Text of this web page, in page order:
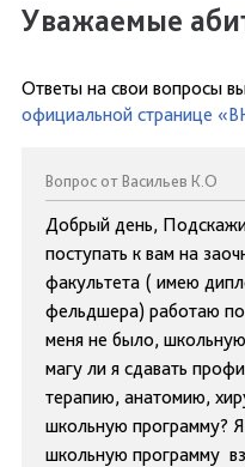
Уважаемые
Ответы на свои вопросы
официальной странице
Вопрос от Васильев К.О
Добрый день,
поступать к вам на
факультета ( имею
фельдшера) работаю
меня не было,
магу ли я сдавать
терапию, анатомию,
школьную программу?
школьную программу